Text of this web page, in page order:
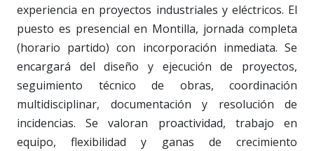
experiencia en proyectos industriales y eléctricos. El
puesto es presencial en Montilla, jornada completa
(horario partido) con incorporación inmediata. Se
encargará del diseño y ejecución de proyectos,
seguimiento técnico de obras, coordinación
multidisciplinar, documentación y resolución de
incidencias. Se valoran proactividad, trabajo en
equipo, flexibilidad y ganas de crecimiento